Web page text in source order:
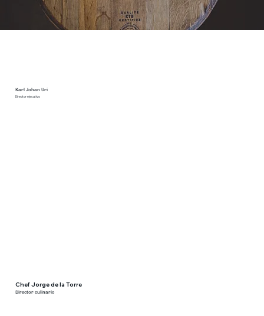
Karl Johan Uri
Director ejecutivo
Chef Jorge de la Torre
Director culinario